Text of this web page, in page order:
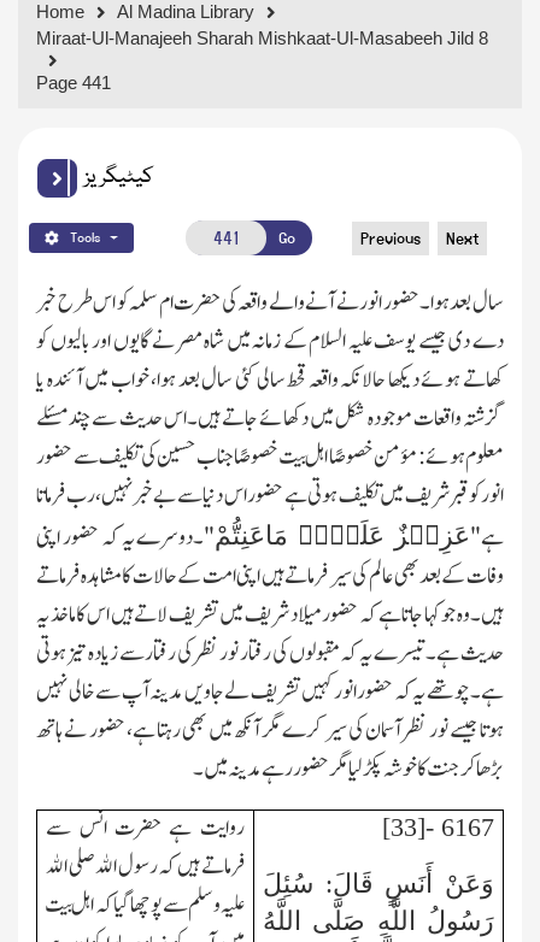
Home
Al Madina Library
Miraat-Ul-Manajeeh Sharah Mishkaat-Ul-Masabeeh Jild 8
Page 441
کیٹیگریز
Tools Go Previous Next
سال بعد ہوا۔حضور انور نے آنے والے واقعہ کی حضرت ام سلمہ کو اس طرح خبر
دے دی جیسے یوسف علیہ السلام کے زمانہ میں شاہ مصر نے گایوں اور بالیوں کو
کھاتے ہوئے دیکھا حالانکہ واقعہ قحط سالی کئی سال بعد ہوا، خواب میں آئندہ یا
گزشتہ واقعات موجودہ شکل میں دکھائے جاتے ہیں۔اس حدیث سے چند مسئلے
معلوم ہوئے: مؤمن خصوصًا اہل بیت خصوصًا جناب حسین کی تکلیف سے حضور
انور کو قبر شریف میں تکلیف ہوتی ہے حضور اس دنیا سے بے خبرنہیں،رب فرماتا
ہے"عَزِیۡزٌ عَلَیۡہِ مَاعَنِتُّمْ"۔دوسرے یہ کہ حضور اپنی
وفات کے بعد بھی عالم کی سیر فرماتے ہیں اپنی امت کے حالات کا مشاہدہ فرماتے
ہیں۔وہ جو کہا جاتا ہے کہ حضور میلاد شریف میں تشریف لاتے ہیں اس کا ماخذ یہ
حدیث ہے۔تیسرے یہ کہ مقبولوں کی رفتار نور نظر کی رفتار سے زیادہ تیز ہوتی
ہے۔چوتھے یہ کہ حضور انور کہیں تشریف لے جاویں مدینہ آپ سے خالی نہیں
ہوتا جیسے نور نظر آسمان کی سیر کرے مگر آنکھ میں بھی رہتا ہے، حضور نے ہاتھ
بڑھا کر جنت کا خوشہ پکڑ لیا مگر حضور رہے مدینہ میں۔
6167 -[33]
وَعَنْ أَنَسٍ قَالَ: سُئِلَ
رَسُولُ اللَّهِ صَلَّى اللَّهُ
روایت ہے حضرت انس سے
فرماتے ہیں کہ رسول الله صلی الله
علیہ و سلم سے پوچھا گیا کہ اہل بیت